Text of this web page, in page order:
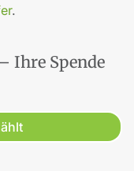
.
Ihre Spende